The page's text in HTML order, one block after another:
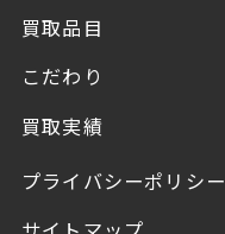
買取品目
こだわり
買取実績
プライバシーポリシー